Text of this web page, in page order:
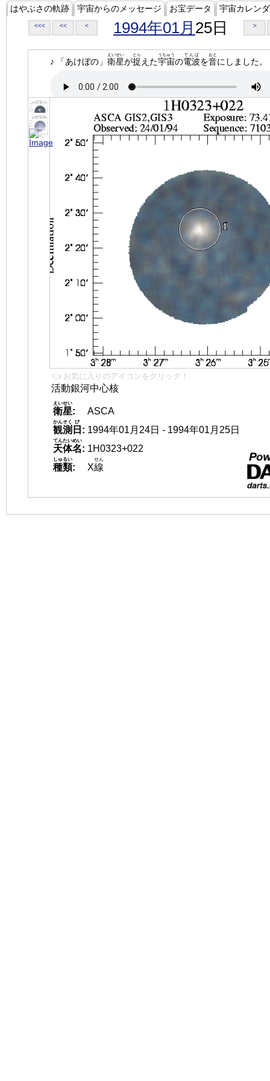
はやぶさの軌跡 宇宙からのメッセージ お宝データ 宇宙カレン
<<< << < 1994年01月 25日 >
♪ 「あけぼの」 衛星
えいせい
が捉
とら
えた宇宙
うちゅう
の電波
でんぱ
を音
おと
にしました。
👈 お気に入りのアイコンをクリック！
活動銀河中心核
衛星
えいせい
:
ASCA
観測
かんそく
日
び
: 1994年01月24日 - 1994年01月25日
天体名
てんたいめい
: 1H0323+022
種類
しゅるい
: X線
せん